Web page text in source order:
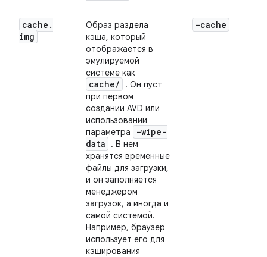
cache .
img
Образ раздела
кэша, который
отображается в
эмулируемой
системе как
cache/
. Он пуст
при первом
создании AVD или
использовании
параметра
-wipe-
data
. В нем
хранятся временные
файлы для загрузки,
и он заполняется
менеджером
загрузок, а иногда и
самой системой.
Например, браузер
использует его для
кэширования
-cache